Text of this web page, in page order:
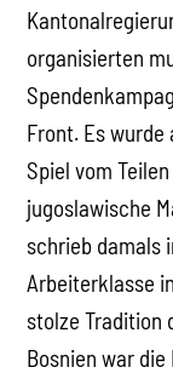
organisierten
Front. Es
Spiel vom
jugoslawische
schrieb damals
Arbeiterklasse
stolze Tradition
Bosnien war